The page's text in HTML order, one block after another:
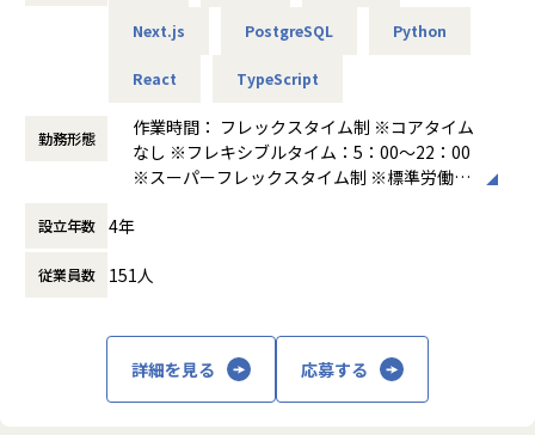
発者を担っていただきます。
を実践しています。
要件定義・設計・実装・テスト・リリース・運用など、顧客
価値の最大化に向け、メンバーの得意領域を活かしながら、
ト開発に関わる全てに携わっていただきます。
【取り組む業務イメージ】
の品質の作り込み
例）スケーラビリティ向上のためのコンテナ化、AWS移行
品質・開発体験向上のため言語変更含むリアーキテク
ション開発における技術方針・設計判断・開発品質に責任を
持っていただくことを期待しています。
エムニでは、LLM、RAG、画像認識、音声認識、AIエージェ
に使われるWebシステムとして提供しています。
ントエンド・バックエンド・インフラを横断して、プロダク
PMやBizメンバーと連携しながら、要件定義・仕様策定の段
階から技術的な論点を整理し、品質・スピード・保守性のバ
ランスを取りながら開発を前に進めていただきます。
Next.js PostgreSQL Python
React TypeScript
勤務形態
作業時間： フレックスタイム制 ※コアタイム
なし ※フレキシブルタイム：5：00～22：00
※スーパーフレックスタイム制 ※標準労働時
前後
時間外労働の有無： 有（月平均20時間～30
設立年数 4年
従業員数 151人
詳細を見る 応募する